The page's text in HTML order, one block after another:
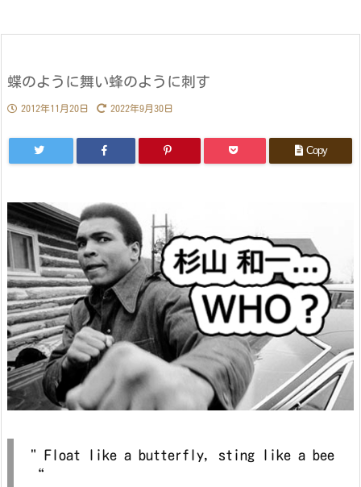
蝶のように舞い蜂のように刺す
2012年11月20日 2022年9月30日
Copy
" Float like a butterfly, sting like a bee
“